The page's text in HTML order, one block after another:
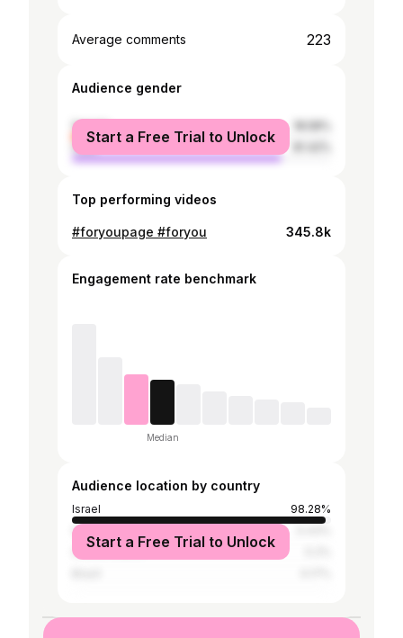
Average comments 223
Audience gender
female
male
Start a Free Trial to Unlock
Top performing videos
#foryoupage #foryou 345.8k
Engagement rate benchmark
Median
Audience location by country
Israel
98.28%
South Africa
United States
Start a Free Trial to Unlock